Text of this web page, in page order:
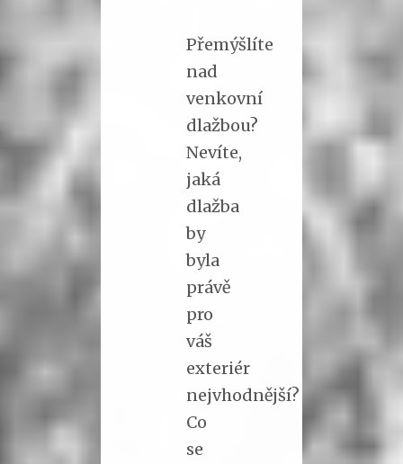
Přemýšlíte
nad
venkovní
dlažbou?
Nevíte,
jaká
dlažba
by
byla
právě
pro
váš
exteriér
nejvhodnější?
Co
se